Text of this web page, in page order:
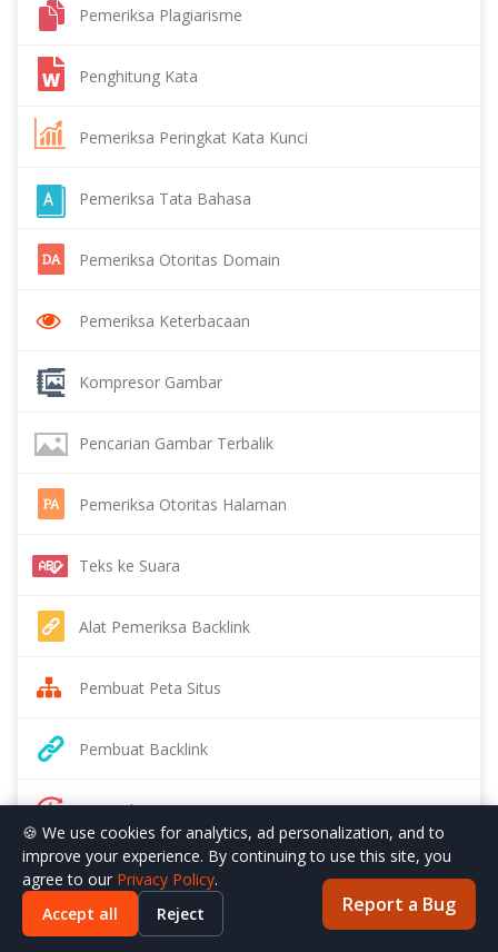
Pemeriksa Plagiarisme
Penghitung Kata
Pemeriksa Peringkat Kata Kunci
Pemeriksa Tata Bahasa
Pemeriksa Otoritas Domain
Pemeriksa Keterbacaan
Kompresor Gambar
Pencarian Gambar Terbalik
Pemeriksa Otoritas Halaman
Teks ke Suara
Alat Pemeriksa Backlink
Pembuat Peta Situs
Pembuat Backlink
Pemeriksa Usia Domain
Penghapus Data EXIF
Pemeriksa Kepadatan Kata Kunci
Report a Bug
🍪 We use cookies for analytics, ad personalization, and to
improve your experience. By continuing to use this site, you
agree to our Privacy Policy.
Accept all
Reject